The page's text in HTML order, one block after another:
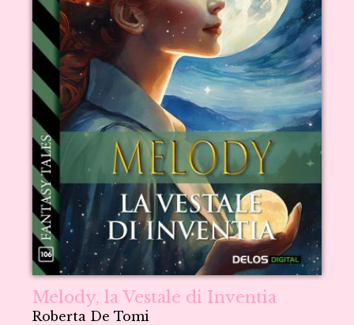
Melody, la Vestale di Inventia
Roberta De Tomi